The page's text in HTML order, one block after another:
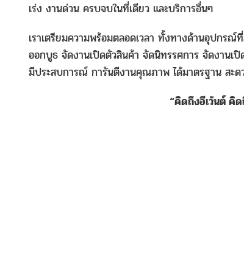
เร่ง งานด่วน ครบจบในที่เดียว และบริการอื่นๆ
เราเตรียมความพร้อมตลอดเวลา ทั้งทางด้านอุปกร
ออกบูธ จัดงานเปิดตัวสินค้า จัดนิทรรศการ จัดงานเ
มีประสบการณ์ การันตีงานคุณภาพ ได้มาตรฐาน สะด
“คิดถึงอีเว้นต์ คิ